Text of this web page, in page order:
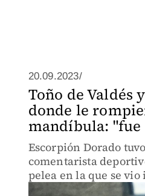
20.09.2023/
Toño de Valdés
donde le
mandíbula:
Escorpión Dorado
comentarista
pelea en la que se